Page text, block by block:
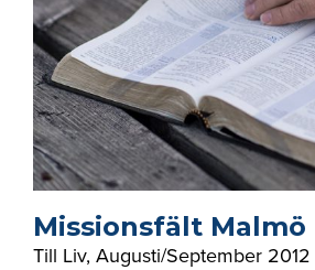
Missionsfält Malmö
Till Liv, Augusti/September 2012